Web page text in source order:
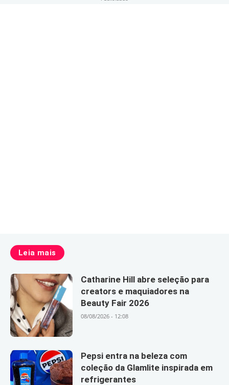
Leia mais
Catharine Hill abre seleção para
creators e maquiadores na
Beauty Fair 2026
08/08/2026 - 12:08
Pepsi entra na beleza com
coleção da Glamlite inspirada em
refrigerantes